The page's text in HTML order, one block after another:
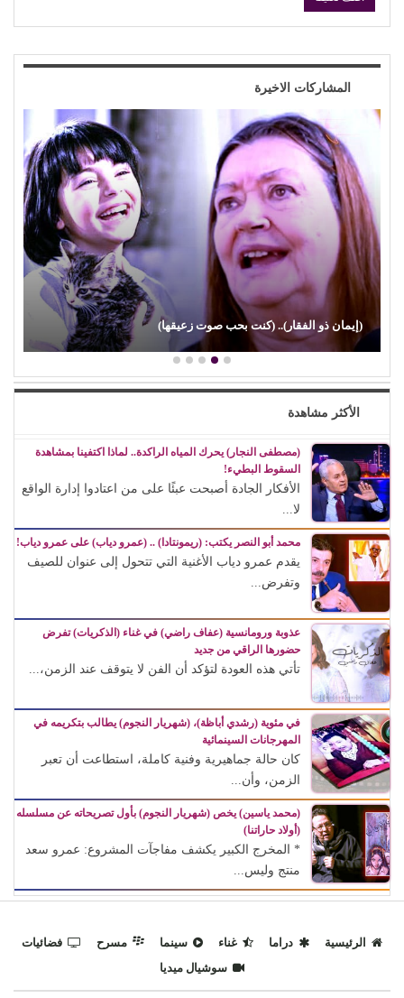
المشاركات الاخيرة
صوت زعيقها)
صراع صناع (الدراما
صناع الدراما…
الأكثر مشاهدة
(مصطفى النجار) يحرك المياه الراكدة.. لماذا اكتفينا بمشاهدة
السقوط البطيء!
الأفكار الجادة أصبحت عبئًا على من اعتادوا إدارة الواقع
لا...
محمد أبو النصر يكتب: (ريمونتادا) .. (عمرو دياب) على عمرو دياب!
يقدم عمرو دياب الأغنية التي تتحول إلى عنوان للصيف
وتفرض...
عذوبة ورومانسية (عفاف راضي) في غناء (الذكريات) تفرض
حضورها الراقي من جديد
تأتي هذه العودة لتؤكد أن الفن لا يتوقف عند الزمن،...
في مئوية (رشدي أباظة)، (شهريار النجوم) يطالب بتكريمه في
المهرجانات السينمائية
كان حالة جماهيرية وفنية كاملة، استطاعت أن تعبر
الزمن، وأن...
(محمد ياسين) يخص (شهريار النجوم) بأول تصريحاته عن مسلسله
(أولاد حاراتنا)
* المخرج الكبير يكشف مفاجآت المشروع: عمرو سعد
منتج وليس...
الرئيسية دراما غناء سينما مسرح
فضائيات
سوشيال ميديا